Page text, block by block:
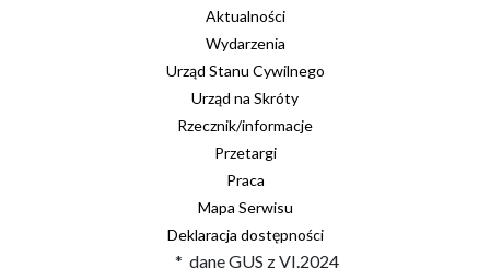
Aktualności
Wydarzenia
Urząd Stanu Cywilnego
Urząd na Skróty
Rzecznik/informacje
Przetargi
Praca
Mapa Serwisu
Deklaracja dostępności
* dane GUS z VI.2024